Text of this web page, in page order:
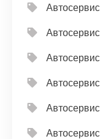
Автосервис
Автосервис
Автосервис
Автосервис
Автосервис
Автосервис